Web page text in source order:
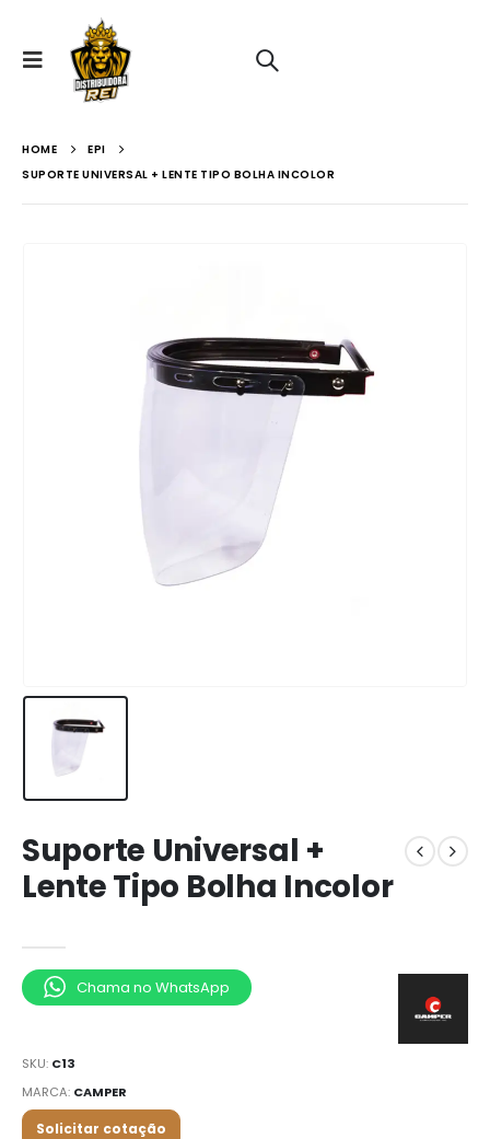
HOME
EPI
SUPORTE UNIVERSAL + LENTE TIPO BOLHA INCOLOR
Suporte Universal +
Lente Tipo Bolha Incolor
Chama no WhatsApp
SKU: C13
MARCA: CAMPER
Solicitar cotação